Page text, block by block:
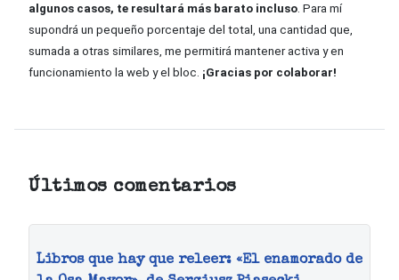
algunos casos, te resultará más barato incluso. Para mí
supondrá un pequeño porcentaje del total, una cantidad que,
sumada a otras similares, me permitirá mantener activa y en
funcionamiento la web y el bloc. ¡Gracias por colaborar!
Últimos comentarios
Libros que hay que releer: «El enamorado de